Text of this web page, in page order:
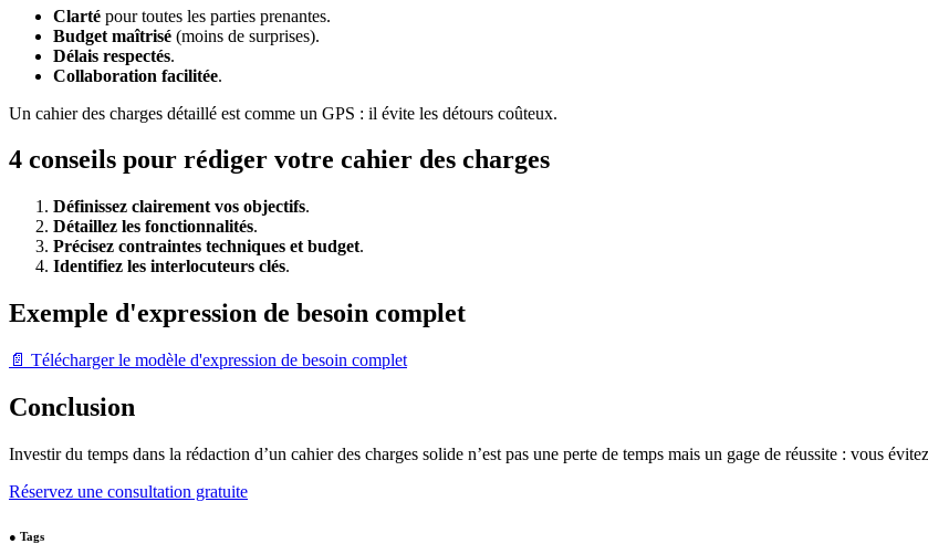
Clarté pour toutes les parties prenantes.
Budget maîtrisé (moins de surprises).
Délais respectés.
Collaboration facilitée.
Un cahier des charges détaillé est comme un GPS : il évite les détours coûteux.
4 conseils pour rédiger votre cahier des charges
Définissez clairement vos objectifs.
Détaillez les fonctionnalités.
Précisez contraintes techniques et budget.
Identifiez les interlocuteurs clés.
Exemple d'expression de besoin complet
📄 Télécharger le modèle d'expression de besoin complet
Conclusion
Investir du temps dans la rédaction d’un cahier des charges solide n’est pas une perte de temps mais un gage de réussite : vous
Réservez une consultation gratuite
● Tags